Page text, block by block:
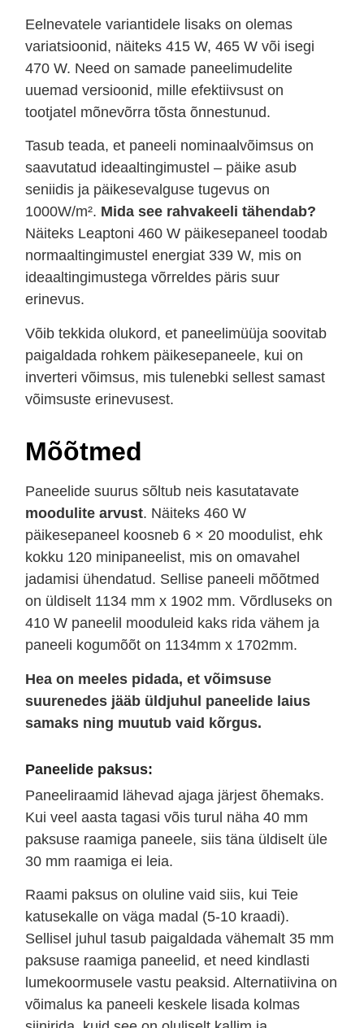
Eelnevatele variantidele lisaks on olemas
variatsioonid, näiteks 415 W, 465 W või isegi
470 W. Need on samade paneelimudelite
uuemad versioonid, mille efektiivsust on
tootjatel mõnevõrra tõsta õnnestunud.
Tasub teada, et paneeli nominaalvõimsus on
saavutatud ideaaltingimustel – päike asub
seniidis ja päikesevalguse tugevus on
1000W/m². Mida see rahvakeeli tähendab?
Näiteks Leaptoni 460 W päikesepaneel toodab
normaaltingimustel energiat 339 W, mis on
ideaaltingimustega võrreldes päris suur
erinevus.
Võib tekkida olukord, et paneelimüüja soovitab
paigaldada rohkem päikesepaneele, kui on
inverteri võimsus, mis tulenebki sellest samast
võimsuste erinevusest.
Mõõtmed
Paneelide suurus sõltub neis kasutatavate
moodulite arvust. Näiteks 460 W
päikesepaneel koosneb 6 × 20 moodulist, ehk
kokku 120 minipaneelist, mis on omavahel
jadamisi ühendatud. Sellise paneeli mõõtmed
on üldiselt 1134 mm x 1902 mm. Võrdluseks on
410 W paneelil mooduleid kaks rida vähem ja
paneeli kogumõõt on 1134mm x 1702mm.
Hea on meeles pidada, et võimsuse
suurenedes jääb üldjuhul paneelide laius
samaks ning muutub vaid kõrgus.
Paneelide paksus:
Paneeliraamid lähevad ajaga järjest õhemaks.
Kui veel aasta tagasi võis turul näha 40 mm
paksuse raamiga paneele, siis täna üldiselt üle
30 mm raamiga ei leia.
Raami paksus on oluline vaid siis, kui Teie
katusekalle on väga madal (5-10 kraadi).
Sellisel juhul tasub paigaldada vähemalt 35 mm
paksuse raamiga paneelid, et need kindlasti
lumekoormusele vastu peaksid. Alternatiivina on
võimalus ka paneeli keskele lisada kolmas